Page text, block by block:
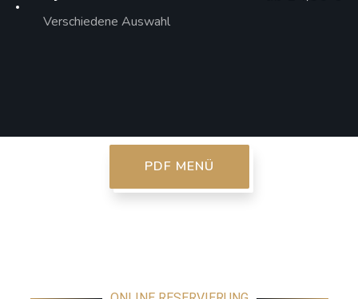
Verschiedene Auswahl
PDF MENÜ